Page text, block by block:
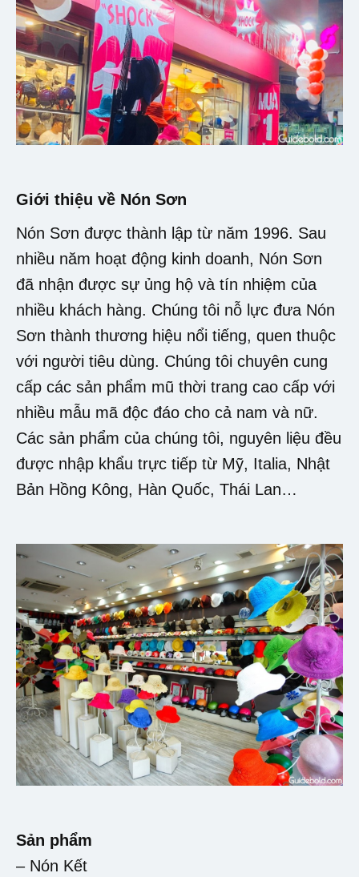
Giới thiệu về Nón Sơn
Nón Sơn được thành lập từ năm 1996. Sau
nhiều năm hoạt động kinh doanh, Nón Sơn
đã nhận được sự ủng hộ và tín nhiệm của
nhiều khách hàng. Chúng tôi nỗ lực đưa Nón
Sơn thành thương hiệu nổi tiếng, quen thuộc
với người tiêu dùng. Chúng tôi chuyên cung
cấp các sản phẩm mũ thời trang cao cấp với
nhiều mẫu mã độc đáo cho cả nam và nữ.
Các sản phẩm của chúng tôi, nguyên liệu đều
được nhập khẩu trực tiếp từ Mỹ, Italia, Nhật
Bản Hồng Kông, Hàn Quốc, Thái Lan…
Sản phẩm
– Nón Kết